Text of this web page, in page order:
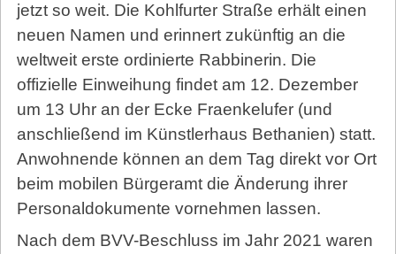
jetzt so weit. Die Kohlfurter Straße erhält einen
neuen Namen und erinnert zukünftig an die
weltweit erste ordinierte Rabbinerin. Die
offizielle Einweihung findet am 12. Dezember
um 13 Uhr an der Ecke Fraenkelufer (und
anschließend im Künstlerhaus Bethanien) statt.
Anwohnende können an dem Tag direkt vor Ort
beim mobilen Bürgeramt die Änderung ihrer
Personaldokumente vornehmen lassen.
Nach dem BVV-Beschluss im Jahr 2021 waren